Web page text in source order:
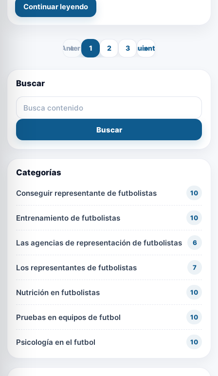
Continuar leyendo
« Anterior1 2 3Siguiente »
Buscar
Buscar en el blog
Buscar
Categorías
Conseguir representante de futbolistas 10
Entrenamiento de futbolistas 10
Las agencias de representación de futbolistas 6
Los representantes de futbolistas 7
Nutrición en futbolistas 10
Pruebas en equipos de futbol 10
Psicología en el futbol 10